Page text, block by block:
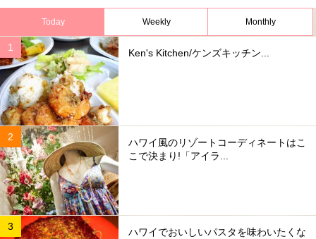
Today Weekly Monthly
Ken's Kitchen/ケンズキッチン...
ハワイ風のリゾートコーディネートはこ
こで決まり!「アイラ...
ハワイでおいしいパスタを味わいたくな